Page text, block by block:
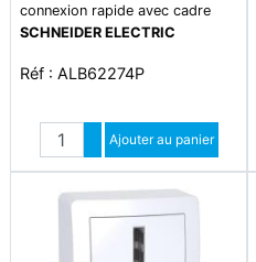
connexion rapide avec cadre
saillie, blanc polaire
SCHNEIDER ELECTRIC
Réf : ALB62274P
Quantité
Augmenter quantité
Diminuer quantité
Ajouter au panier